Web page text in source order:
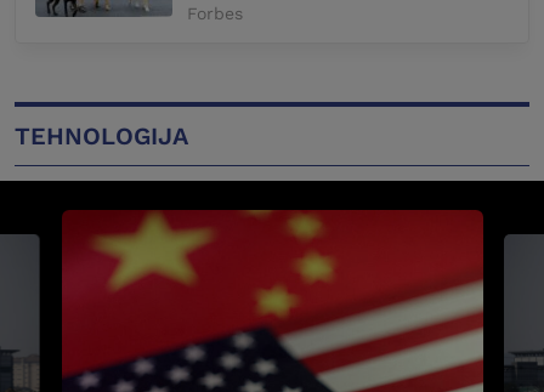
Forbes
TEHNOLOGIJA